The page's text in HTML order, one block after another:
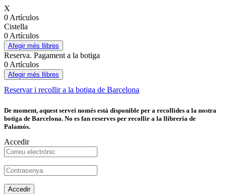
X
0 Artículos
Cistella
0 Artículos
Afegir més llibres
Reserva. Pagament a la botiga
0 Artículos
Afegir més llibres
Reservar i recollir a la botiga de Barcelona
De moment, aquest servei només està disponible per a recollides a la nostra
botiga de Barcelona. No es fan reserves per recollir a la llibreria de
Palamós.
Accedir
Accedir